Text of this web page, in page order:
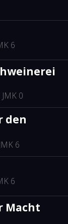
6
JMK 0
den
JMK 6
6
Macht